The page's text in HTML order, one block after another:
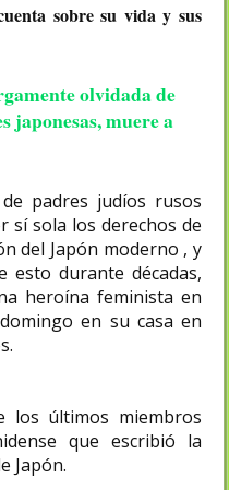
sobre su vida y sus
olvidada de
japonesas, muere a
padres judíos rusos
sí sola los derechos de
del Japón moderno , y
esto durante décadas,
heroína feminista en
en su casa en
los últimos miembros
que escribió la
Japón.